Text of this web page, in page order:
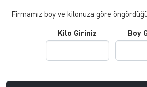
Firmamız boy ve kilonuza göre
Kilo Giriniz Boy